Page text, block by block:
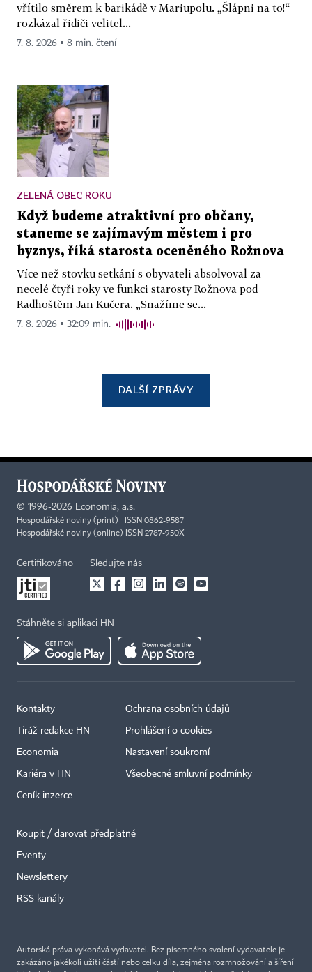
vřítilo směrem k barikádě v Mariupolu. „Šlápni na to!“
rozkázal řidiči velitel...
7. 8. 2026 ▪ 8 min. čtení
ZELENÁ OBEC ROKU
Když budeme atraktivní pro občany,
staneme se zajímavým městem i pro
byznys, říká starosta oceněného Rožnova
Více než stovku setkání s obyvateli absolvoval za
necelé čtyři roky ve funkci starosty Rožnova pod
Radhoštěm Jan Kučera. „Snažíme se...
7. 8. 2026 ▪ 32:09 min.
DALŠÍ ZPRÁVY
© 1996-2026 Economia, a.s.
Hospodářské noviny (print) ISSN 0862-9587
Hospodářské noviny (online) ISSN 2787-950X
Certifikováno Sledujte nás
Stáhněte si aplikaci HN
Kontakty
Tiráž redakce HN
Economia
Kariéra v HN
Ceník inzerce
Ochrana osobních údajů
Prohlášení o cookies
Nastavení soukromí
Všeobecné smluvní podmínky
Koupit / darovat předplatné
Eventy
Newslettery
RSS kanály
Autorská práva vykonává vydavatel. Bez písemného svolení vydavatele je
zakázáno jakékoli užití částí nebo celku díla, zejména rozmnožování a šíření